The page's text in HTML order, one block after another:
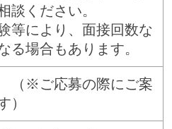
談ください。
等により、面接回数な
る場合もあります。
（※ご応募の際にご案
）